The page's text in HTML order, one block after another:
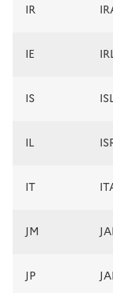
IR
IE
IS
IL
IT
JM
JP